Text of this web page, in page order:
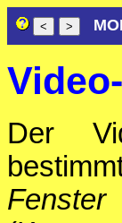
Der
Fenster